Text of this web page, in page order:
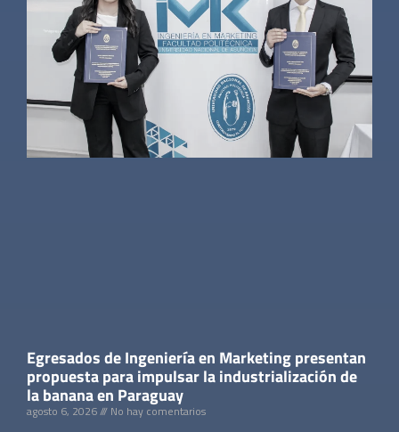
Egresados de Ingeniería en Marketing presentan
propuesta para impulsar la industrialización de
la banana en Paraguay
agosto 6, 2026
No hay comentarios